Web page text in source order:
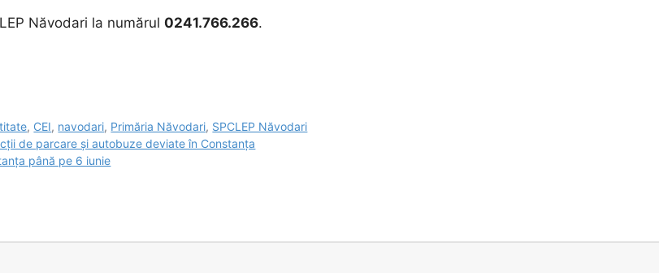
Năvodari la numărul 0241.766.266.
, CEI, navodari, Primăria Năvodari, SPCLEP Năvodari
de parcare și autobuze deviate în Constanța
până pe 6 iunie